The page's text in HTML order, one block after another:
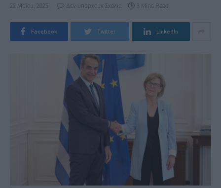
22 Μαΐου, 2025 Δεν υπάρχουν Σχόλια 3 Mins Read
Facebook Twitter LinkedIn